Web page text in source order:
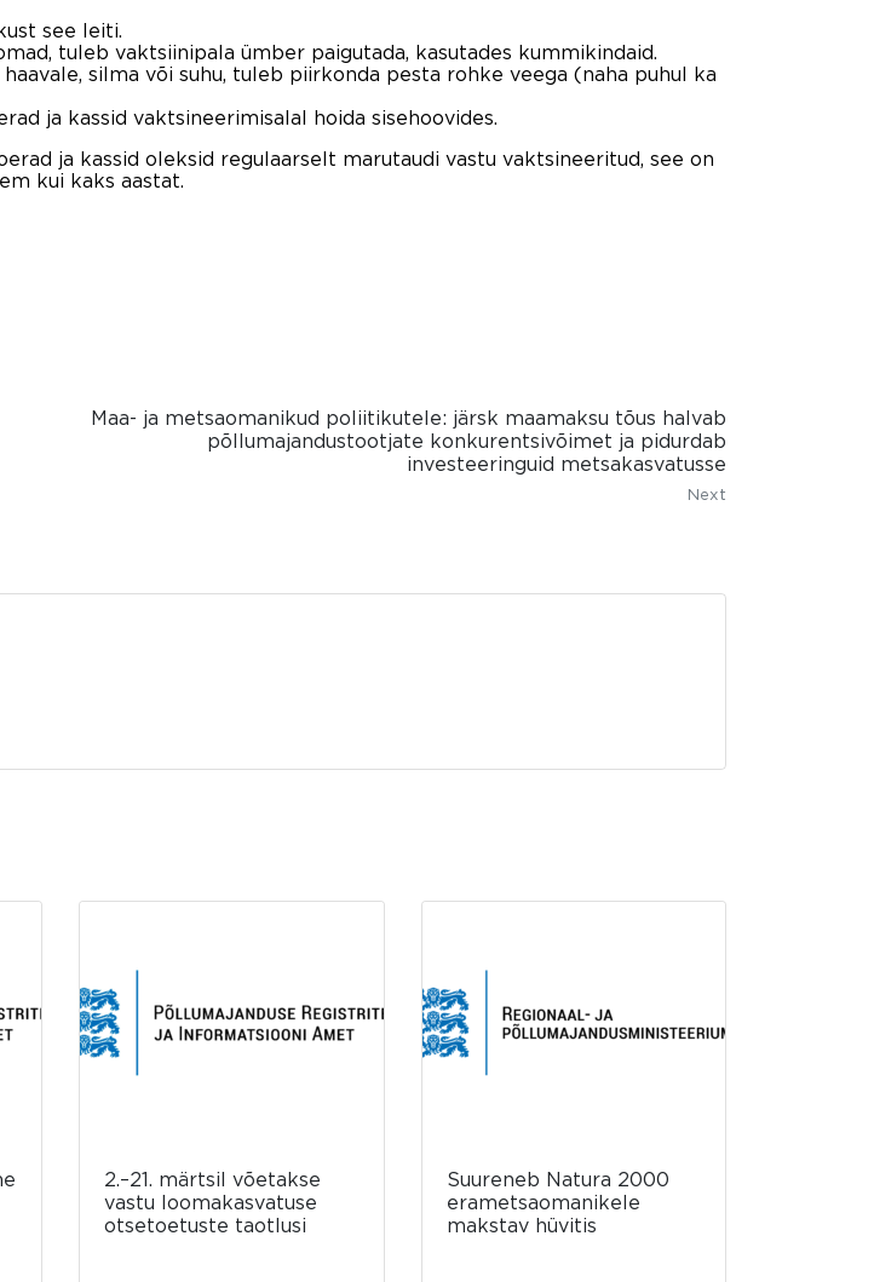
see leiti.
tuleb vaktsiinipala ümber paigutada, kasutades kummikindaid.
silma või suhu, tuleb piirkonda pesta rohke veega (naha puhul ka
ja kassid vaktsineerimisalal hoida sisehoovides.
ja kassid oleksid regulaarselt marutaudi vastu vaktsineeritud, see on
kui kaks aastat.
Maa- ja metsaomanikud poliitikutele: järsk maamaksu tõus halvab
põllumajandustootjate konkurentsivõimet ja pidurdab
investeeringuid metsakasvatusse
Next
2.–21. märtsil võetakse
vastu loomakasvatuse
otsetoetuste taotlusi
Suureneb Natura 2000
erametsaomanikele
makstav hüvitis